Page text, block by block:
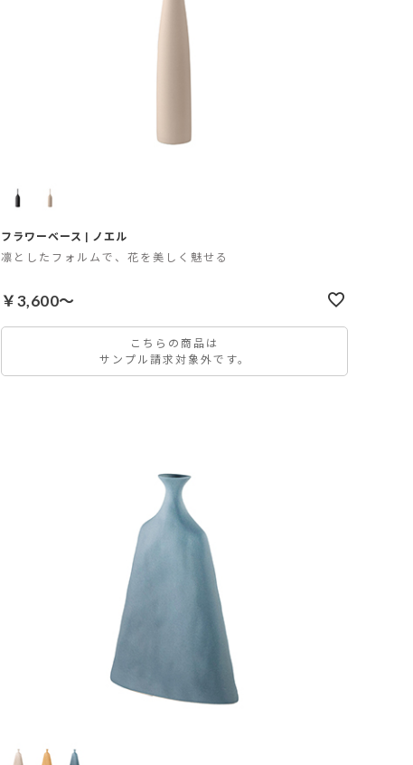
フラワーベース | ノエル
凛としたフォルムで、花を美しく魅せる
￥3,600～
こちらの商品は
サンプル請求対象外です。